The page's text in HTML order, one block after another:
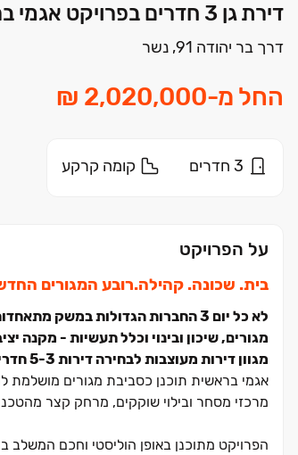
דירת גן 3 חדרים בפרויקט אגמי בראשית נשר | שיכון ובינוי נדלן
דרך בר יהודה 91, נשר
החל מ-
3 חדרים קומה קרקע
על הפרויקט
​בית. שכונה. קהילה.רובע ה​מגורים
לא כל יום ‏3 החברות הגדולות במשק מתאחדות לתכנן ולהקים רובע מגורים חדש בסדר גודל שכמותו לא נראה בישראל.
מגורים, שיכון ובינוי וכלל תעשיות ‏- מקנה
מגוון דירות מעוצבות לבחירה דירות ‏3‏-‏5 חדרים, דירות גן, מיני פנטהאוזים ופנטהאוזים.
אגמי בראשית תוכנן כסביבת מגורים
מרכזי מסחר ובילוי שוקקים, מרחק קצר
הפרויקט מתוכנן באופן הוליסטי וחכם המשלב